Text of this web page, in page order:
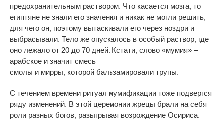
предохранительным раствором. Что касается мозга, то
египтяне не знали его значения и никак не могли решить,
для чего он, поэтому вытаскивали его через ноздри и
выбрасывали. Тело же опускалось в особый раствор, где
оно лежало от 20 до 70 дней. Кстати, слово «мумия» –
арабское и значит смесь
смолы и мирры, которой бальзамировали трупы.
С течением времени ритуал мумификации тоже подвергся
ряду изменений. В этой церемонии жрецы брали на себя
роли разных богов, разыгрывая возрождение Осириса.